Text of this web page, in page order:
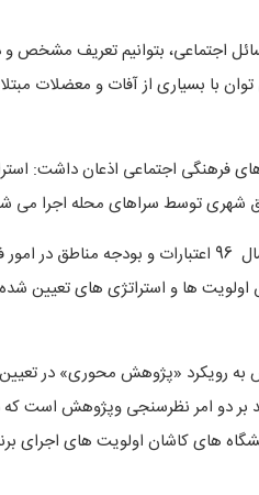
اجتماعی، بتوانیم تعریف مشخص و
با بسیاری از آفات و معضلات
های فرهنگی اجتماعی اذعان داشت:
شهری توسط سراهای محله اجرا می
رضازاده، در خصوص اعتبارات فرهنگی اجتماعی مناطق مختلف تصریح کرد: از سال 96 اعتبارات و
اولویت ها و استراتژی های تعیین
رویکرد «پژوهش محوری» در تعیین
بر دو امر نظرسنجی وپژوهش است که
های کاشان اولویت های اجرای